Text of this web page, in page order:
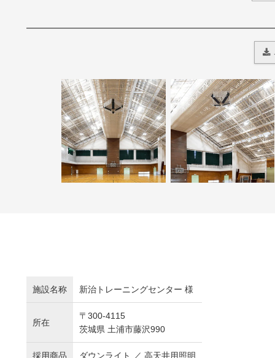
施設名称 新治トレーニングセンター 様
所在
〒300-4115
茨城県 土浦市藤沢990
採用商品 ダウンライト ／ 高天井用照明